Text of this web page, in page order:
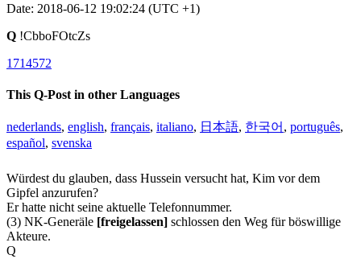
Date: 2018-06-12 19:02:24 (UTC +1)
Q !CbboFOtcZs
1714572
This Q-Post in other Languages
nederlands, english, français, italiano, 日本語, 한국어 , português,
español, svenska
Würdest du glauben, dass Hussein versucht hat, Kim vor dem
Gipfel anzurufen?
Er hatte nicht seine aktuelle Telefonnummer.
(3) NK-Generäle [freigelassen] schlossen den Weg für böswillige
Akteure.
Q